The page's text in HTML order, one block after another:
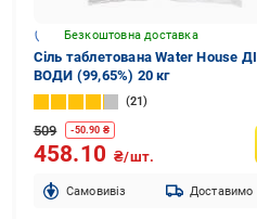
Безкоштовна доставка
Сіль таблетована Water House
ВОДИ (99,65%) 20 кг
21
509 -50.90 ₴
458.10 ₴/шт.
Cамовивіз Доставимо